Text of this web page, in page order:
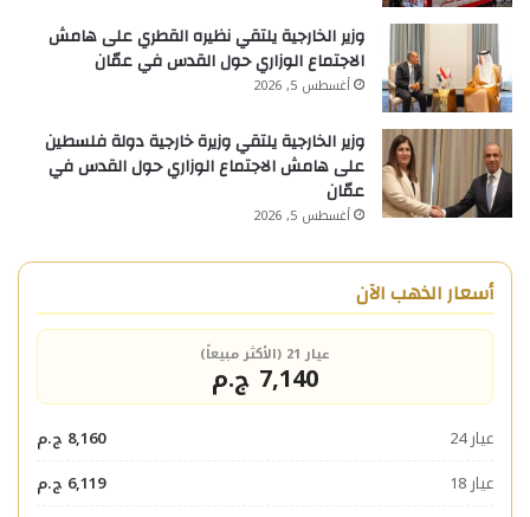
وزير الخارجية يلتقي نظيره القطري على هامش
الاجتماع الوزاري حول القدس في عمّان
أغسطس 5, 2026
وزير الخارجية يلتقي وزيرة خارجية دولة فلسطين
على هامش الاجتماع الوزاري حول القدس في
عمّان
أغسطس 5, 2026
أسعار الذهب الآن
عيار 21 (الأكثر مبيعاً)
7,140 ج.م
عيار 24
8,160 ج.م
عيار 18
6,119 ج.م